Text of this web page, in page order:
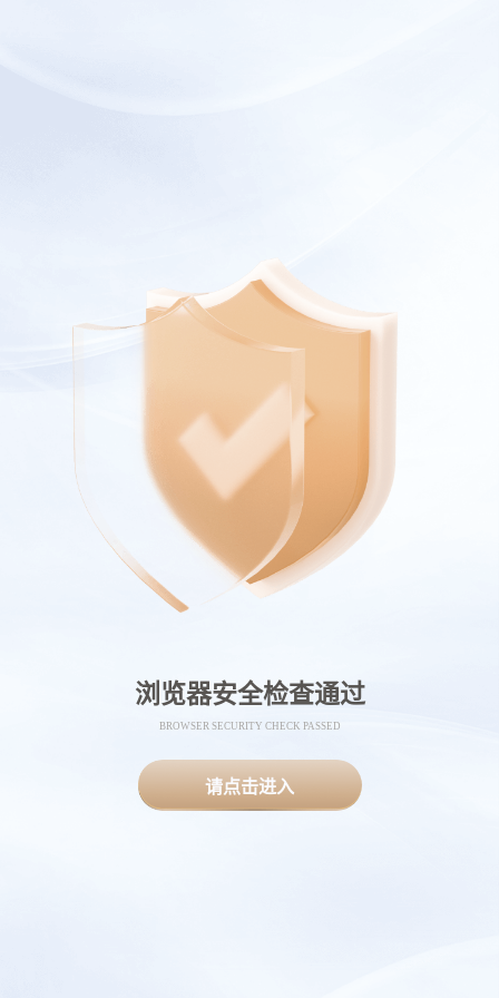
浏览器安全检查通过
BROWSER SECURITY CHECK PASSED
请点击进入